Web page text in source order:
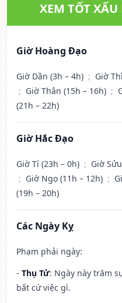
XEM TỐT
Giờ Hoàng Đạo
Giờ Dần (3h – 4h) ; Giờ
; Giờ Thân (15h – 16h) ;
(21h – 22h)
Giờ Hắc Đạo
Giờ Tí (23h – 0h) ; Giờ
; Giờ Ngọ (11h – 12h) ;
(19h – 20h)
Các Ngày Kỵ
Phạm phải ngày:
- Thụ Tử: Ngày này trăm
bất cứ việc gì.